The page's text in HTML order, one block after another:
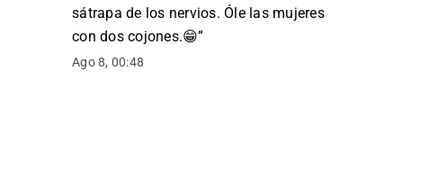
sátrapa de los nervios. Óle las mujeres
con dos cojones. 😁”
Ago 8, 00:48